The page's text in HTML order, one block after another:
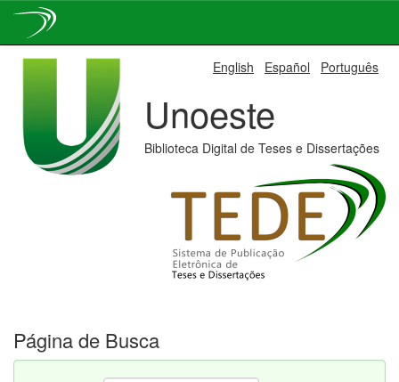
English Español Português
Unoeste
Biblioteca Digital de Teses e Dissertações
Página de Busca